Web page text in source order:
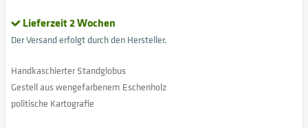
Lieferzeit 2 Wochen
Der Versand erfolgt durch den Hersteller.
Handkaschierter Standglobus
Gestell aus wengefarbenem Eschenholz
politische Kartografie